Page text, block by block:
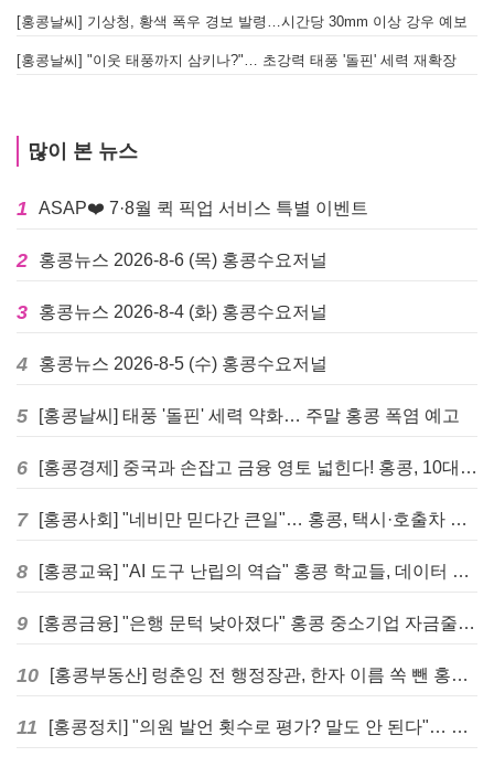
[홍콩날씨] 기상청, 황색 폭우 경보 발령…시간당 30mm 이상 강우 예보
[홍콩날씨] "이웃 태풍까지 삼키나?"… 초강력 태풍 '돌핀' 세력 재확장
많이 본 뉴스
1 ASAP❤️ 7·8월 퀵 픽업 서비스 특별 이벤트
2 홍콩뉴스 2026-8-6 (목) 홍콩수요저널
3 홍콩뉴스 2026-8-4 (화) 홍콩수요저널
4 홍콩뉴스 2026-8-5 (수) 홍콩수요저널
5 [홍콩날씨] 태풍 '돌핀' 세력 약화… 주말 홍콩 폭염 예고
6 [홍콩경제] 중국과 손잡고 금융 영토 넓힌다! 홍콩, 10대 신규 정책 발표
7 [홍콩사회] "네비만 믿다간 큰일"… 홍콩, 택시·호출차 통합 시험 도입하며 규제 본격화
8 [홍콩교육] "AI 도구 난립의 역습" 홍콩 학교들, 데이터 고립에 교육 효과 평가 비상
9 [홍콩금융] "은행 문턱 낮아졌다" 홍콩 중소기업 자금줄 숨통 트이나… HKMA "2분기 신용 조건 안정적"
10 [홍콩부동산] 렁춘잉 전 행정장관, 한자 이름 쏙 뺀 홍콩 고급 아파트 단지들에 쓴소리
11 [홍콩정치] "의원 발언 횟수로 평가? 말도 안 된다"… 홍콩 입법회 의장의 일침